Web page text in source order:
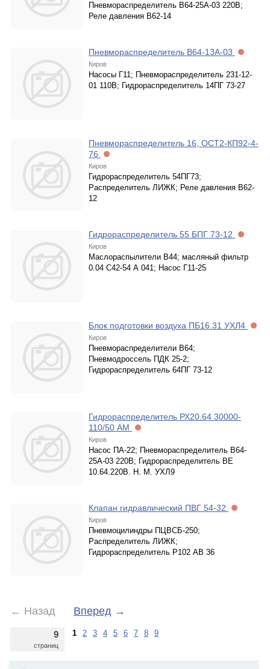
Пневмораспределитель В64-25А-03 220В;
Реле давления В62-14
Пневмораспределитель В64-13А-03
Киров
Насосы Г11; Пневмораспределитель 231-12-
01 110В; Гидрораспределитель 14ПГ 73-27
Пневмораспределитель 16, ОСТ2-КП92-4-
76
Киров
Гидрораспределитель 54ПГ73;
Распределитель ЛИЖК; Реле давления В62-
12
Гидрораспределитель 55 БПГ 73-12
Киров
Маслораспылители В44; масляный фильтр
0.04 С42-54 А 041; Насос Г11-25
Блок подготовки воздуха ПБ16.31 УХЛ4
Киров
Пневмораспределители В64;
Пневмодроссель ПДК 25-2;
Гидрораспределитель 64ПГ 73-12
Гидрораспределитель РХ20.64 30000-
110/50 АМ
Киров
Насос ПА-22; Пневмораспределитель В64-
25А-03 220В; Гидрораспределитель ВЕ
10.64.220В. Н. М. УХЛ9
Клапан гидравлический ПВГ 54-32
Киров
Пневмоцилиндры ПЦВСБ-250;
Распределитель ЛИЖК;
Гидрораспределитель Р102 АВ 36
← Назад Вперед →
9
страниц
1 2 3 4 5 6 7 8 9